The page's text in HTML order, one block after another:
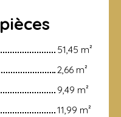
pièces
51,45 m²
2,66 m²
9,49 m²
11,99 m²